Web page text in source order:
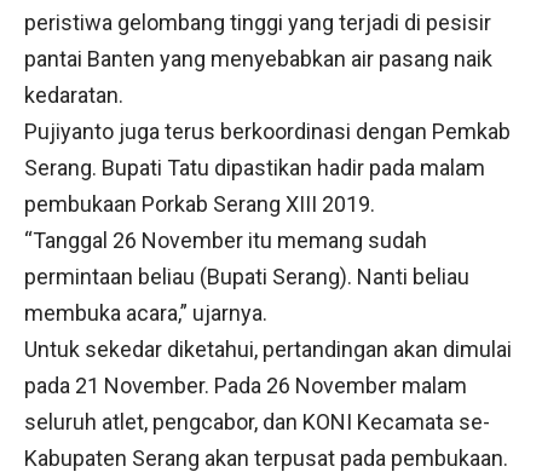
peristiwa gelombang tinggi yang terjadi di pesisir
pantai Banten yang menyebabkan air pasang naik
kedaratan.
Pujiyanto juga terus berkoordinasi dengan Pemkab
Serang. Bupati Tatu dipastikan hadir pada malam
pembukaan Porkab Serang XIII 2019.
“Tanggal 26 November itu memang sudah
permintaan beliau (Bupati Serang). Nanti beliau
membuka acara,” ujarnya.
Untuk sekedar diketahui, pertandingan akan dimulai
pada 21 November. Pada 26 November malam
seluruh atlet, pengcabor, dan KONI Kecamata se-
Kabupaten Serang akan terpusat pada pembukaan.